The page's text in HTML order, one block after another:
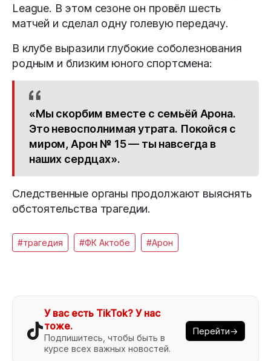
League. В этом сезоне он провёл шесть
матчей и сделал одну голевую передачу.
В клубе выразили глубокие соболезнования
родным и близким юного спортсмена:
«Мы скорбим вместе с семьёй Арона.
Это невосполнимая утрата. Покойся с
миром, Арон № 15 — ты навсегда в
наших сердцах».
Следственные органы продолжают выяснять
обстоятельства трагедии.
#трагедия #ФК Актобе #Арон
У вас есть TikTok? У нас
тоже.
Подпишитесь, чтобы быть в
курсе всех важных новостей.
Перейти→